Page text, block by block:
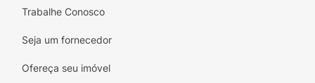
Trabalhe Conosco
Seja um fornecedor
Ofereça seu imóvel